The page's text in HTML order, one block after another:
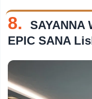
8.
SAYANNA
EPIC SANA